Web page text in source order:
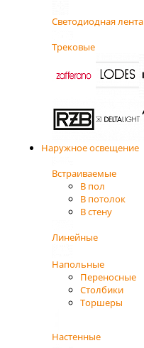
Светодиодная лента
Трековые
Наружное освещение
Встраиваемые
В пол
В потолок
В стену
Линейные
Напольные
Переносные
Столбики
Торшеры
Настенные